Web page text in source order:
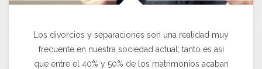
Los divorcios y separaciones son una realidad muy
frecuente en nuestra sociedad actual; tanto es así
que entre el 40% y 50% de los matrimonios acaban